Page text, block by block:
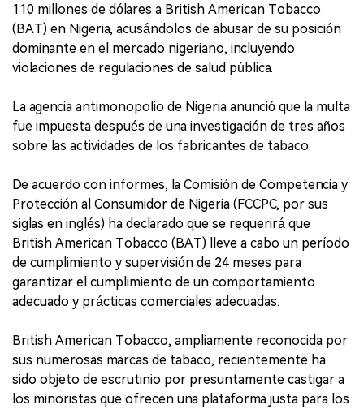
110 millones de dólares a British American Tobacco
(BAT) en Nigeria, acusándolos de abusar de su posición
dominante en el mercado nigeriano, incluyendo
violaciones de regulaciones de salud pública.
La agencia antimonopolio de Nigeria anunció que la multa
fue impuesta después de una investigación de tres años
sobre las actividades de los fabricantes de tabaco.
De acuerdo con informes, la Comisión de Competencia y
Protección al Consumidor de Nigeria (FCCPC, por sus
siglas en inglés) ha declarado que se requerirá que
British American Tobacco (BAT) lleve a cabo un período
de cumplimiento y supervisión de 24 meses para
garantizar el cumplimiento de un comportamiento
adecuado y prácticas comerciales adecuadas.
British American Tobacco, ampliamente reconocida por
sus numerosas marcas de tabaco, recientemente ha
sido objeto de escrutinio por presuntamente castigar a
los minoristas que ofrecen una plataforma justa para los